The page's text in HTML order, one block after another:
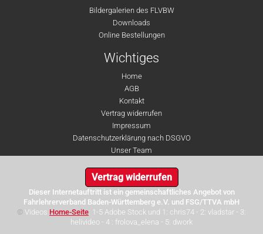
Bildergalerien des FLVBW
Downloads
Online Bestellungen
Wichtiges
Home
AGB
Kontakt
Vertrag widerrufen
Impressum
Datenschutzerklärung nach DSGVO
Unser Team
Vertrag widerrufen
Dieser Internetauftritt ist ein gemeinschaftliches Angebot von
Fahrlehrerverband Baden-Württemberg e.V. und FSG/TTVA mbH
© Videos Home-Seite: 1-5 Adobe Stock und 1: chris74 - 2: vladstar - 3:
helivideo - 4 : frolova_elena - 5: dwork